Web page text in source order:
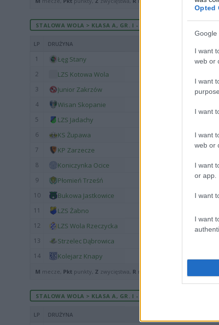
Opted
Google
I want
web or
I want
I want
I want
web or
I want
or app.
I want
I want
STALOWA WOLA > KLASA A, GR. I - MECZE ROZEGRANE U
LP DRUŻYNA
1 Łęg Stany
2 LZS Kotowa Wola
3 Junior Zakrzów
4 Wisan Skopanie
5 LZS Jadachy
6 KS Żupawa
7 KP Zarzecze
8 Koniczynka Ocice
9 Płomień Trześń
10 Bukowa Jastkowice
11 LZS Żabno
12 LZS Wola Rzeczycka
13 Strzelec Dąbrowica
14 Kolejarz Knapy
M mecze, Pkt punkty, Z zwycięstwa, R remisy,
STALOWA WOLA > KLASA A, GR. I - MECZE ROZEGRANE NA
LP DRUŻYNA